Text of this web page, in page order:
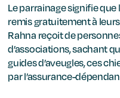
Le parrainage signifie que
remis gratuitement à
Rahna reçoit de
d’associations, sachant
guides d’aveugles, ces
par l’assurance-